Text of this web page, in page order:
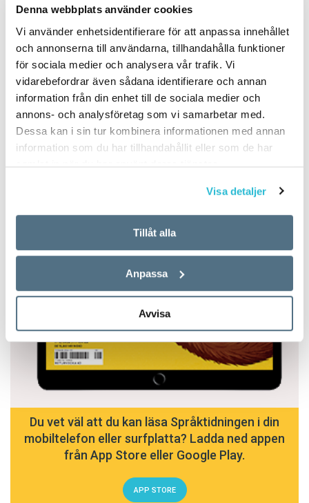
Denna webbplats använder cookies
Vi använder enhetsidentifierare för att anpassa innehållet
och annonserna till användarna, tillhandahålla funktioner
för sociala medier och analysera vår trafik. Vi
vidarebefordrar även sådana identifierare och annan
information från din enhet till de sociala medier och
annons- och analysföretag som vi samarbetar med.
Dessa kan i sin tur kombinera informationen med annan
information som du har tillhandahållit eller som de har
samlat in när du har använt deras tjänster.
Visa detaljer
Tillåt alla
Anpassa
Avvisa
Du vet väl att du kan läsa Språktidningen i din
mobiltelefon eller surfplatta? Ladda ned appen
från App Store eller Google Play.
APP STORE